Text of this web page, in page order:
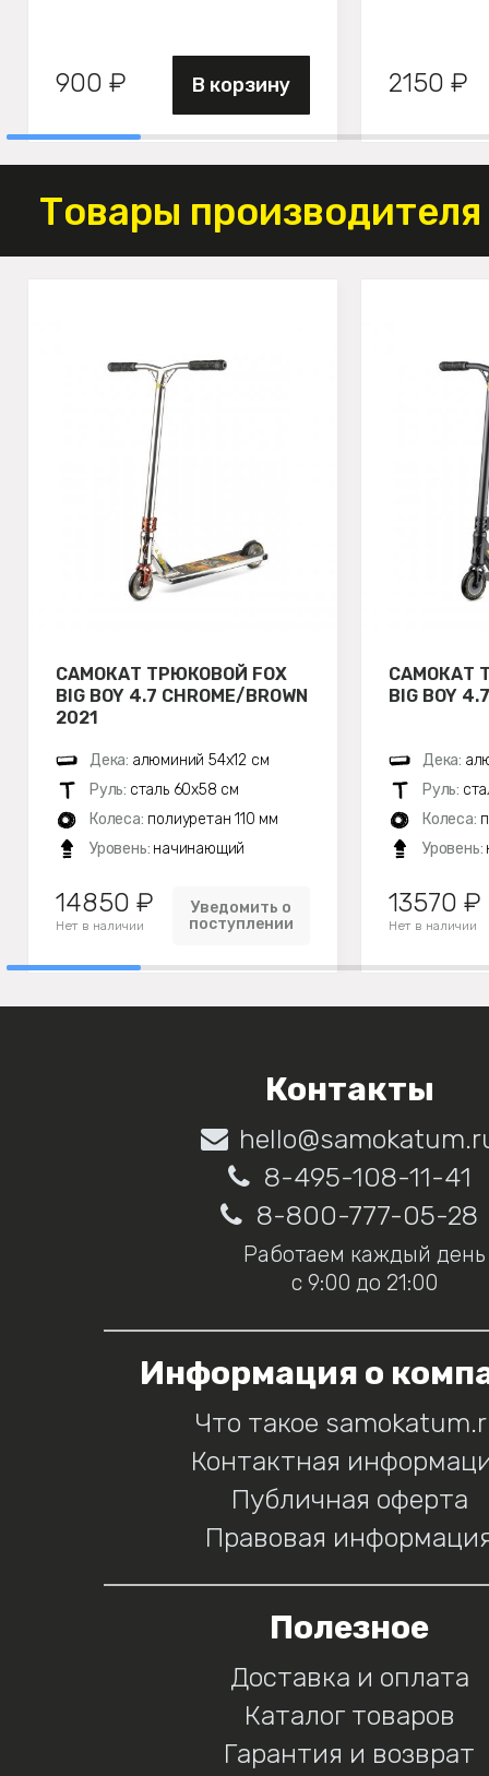
900 ₽ В корзину 2150 ₽
Товары
САМОКАТ ТРЮКОВОЙ FOX
BIG BOY 4.7 CHROME/BROWN
2021
Дека: алюминий 54х12 см
Руль: сталь 60х58 см
Колеса: полиуретан 110 мм
Уровень: начинающий
14850 ₽
Нет в наличии
Уведомить о
поступлении
САМОКАТ
BIG BOY
Дека:
Руль:
Колеса:
Уровень:
13570 ₽
Нет в наличии
Контакты
8-495-108-11-41
8-800-777-05-28
Работаем каждый день
с 9:00 до 21:00
Информация о
Что такое
Контактная
Публичная оферта
Правовая
Полезное
Доставка и оплата
Каталог товаров
Гарантия и возврат